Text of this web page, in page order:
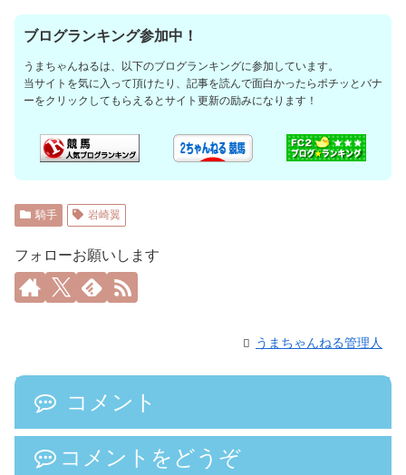
ブログランキング参加中！
うまちゃんねるは、以下のブログランキングに参加しています。
当サイトを気に入って頂けたり、記事を読んで面白かったらポチッとバナ
ーをクリックしてもらえるとサイト更新の励みになります！
騎手 岩崎翼
フォローお願いします
うまちゃんねる管理人
コメント
コメントをどうぞ